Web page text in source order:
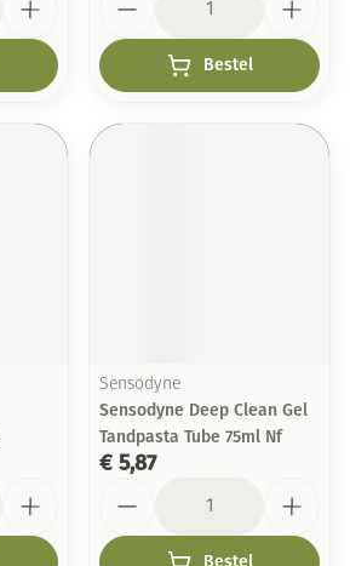
Bestel
Sensodyne
Sensodyne Deep Clean Gel
Tandpasta Tube 75ml Nf
€ 5,87
Bestel